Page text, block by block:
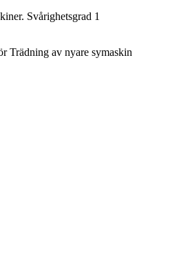
Svårighetsgrad 1
Trädning av nyare symaskin